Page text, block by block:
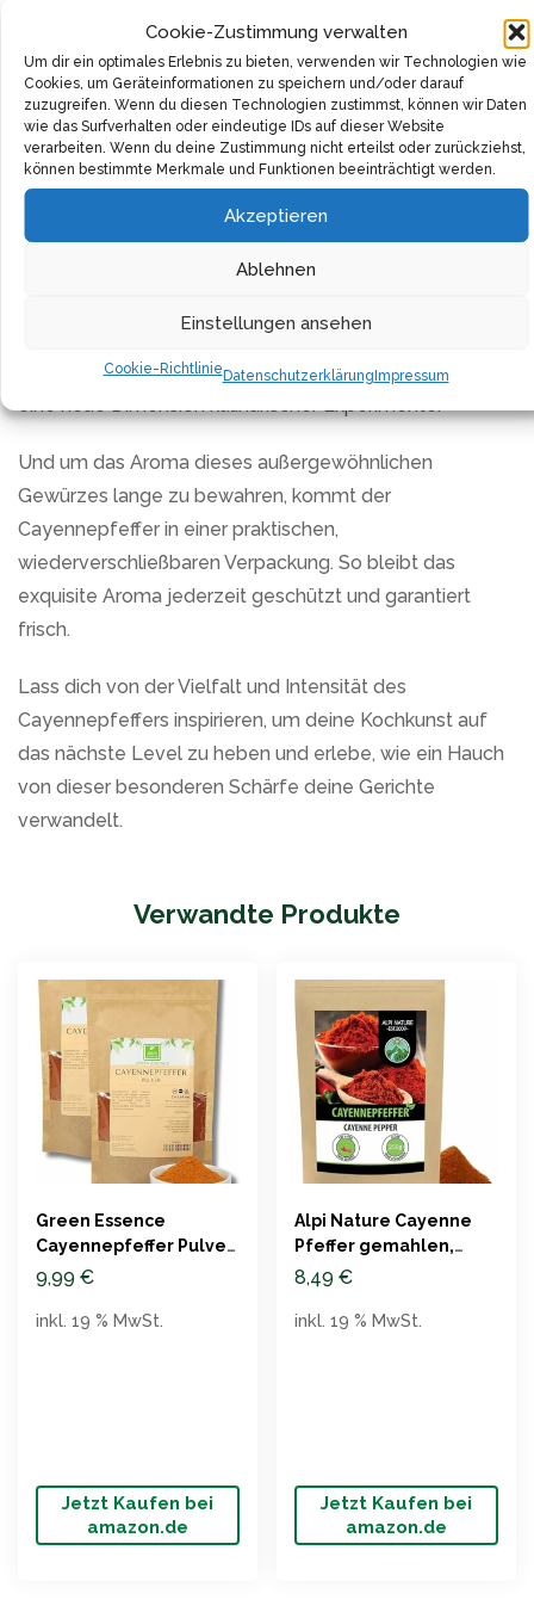
Cookie-Zustimmung verwalten
Um dir ein optimales Erlebnis zu bieten, verwenden wir Technologien wie
Cookies, um Geräteinformationen zu speichern und/oder darauf
zuzugreifen. Wenn du diesen Technologien zustimmst, können wir Daten
wie das Surfverhalten oder eindeutige IDs auf dieser Website
verarbeiten. Wenn du deine Zustimmung nicht erteilst oder zurückziehst,
können bestimmte Merkmale und Funktionen beeinträchtigt werden.
Akzeptieren
Ablehnen
Einstellungen ansehen
Cookie-RichtlinieDatenschutzerklärung Impressum
ist Teil eines kontrollierten Qualitätsprozesses, der
sicherstellt, dass das Produkt seine Rohkostqualität
bewahrt.
Die Anwendung von Cayennepfeffer in der Küche ist
bemerkenswert vielseitig. Er veredelt nicht nur Rind-,
Schweine- und Fischgerichte, sondern bereichert auch
Gemüse- und Suppenkreationen mit seinem
wie Tabasco und Chili oder als geheime Zutat in
Kuchen, Cremes und Mousses – Cayennepfeffer öffnet
eine neue Dimension kulinarischer Experimente.
Und um das Aroma dieses außergewöhnlichen
Gewürzes lange zu bewahren, kommt der
Cayennepfeffer in einer praktischen,
wiederverschließbaren Verpackung. So bleibt das
exquisite Aroma jederzeit geschützt und garantiert
frisch.
Lass dich von der Vielfalt und Intensität des
Cayennepfeffers inspirieren, um deine Kochkunst auf
das nächste Level zu heben und erlebe, wie ein Hauch
von dieser besonderen Schärfe deine Gerichte
verwandelt.
Verwandte Produkte
Green Essence
Cayennepfeffer Pulver
500g – 100% natürlich
9,99 €
Jetzt Kaufen bei
amazon.de
inkl. 19 % MwSt.
Alpi Nature Cayenne
Pfeffer gemahlen,
100% natürlich, 250g
8,49 €
Jetzt Kaufen bei
amazon.de
inkl. 19 % MwSt.